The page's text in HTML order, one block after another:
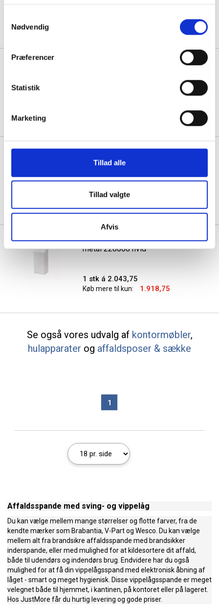
Nødvendig
Præferencer
Statistik
Marketing
Tillad alle
Tillad valgte
Afvis
Affaldsspand til vægmontering
Brabantia NewIcon pedalspand 5
liter rustfrit stål
1 stk á 491,25
Tork B1 affaldsbeholder 50 liter
metal 228000 hvid
1 stk á 2.043,75
Køb mere til kun: 1.918,75
Se også vores udvalg af kontormøbler,
hulapparater og affaldsposer & sække
1
Affaldsspande med sving- og vippelåg
Du kan vælge mellem mange størrelser og flotte farver, fra de
kendte mærker som Brabantia, V-Part og Wesco. Du kan vælge
mellem alt fra brandsikre affaldsspande med brandsikker
inderspande, eller med mulighed for at kildesortere dit affald,
både til udendørs og indendørs brug. Endvidere har du også
mulighed for at få din vippelågsspand med elektronisk åbning af
låget - smart og meget hygienisk. Disse vippelågsspande er meget
velegnet både til hjemmet, i kantinen, på kontoret eller på lageret.
Hos JustMore får du hurtig levering og gode priser.